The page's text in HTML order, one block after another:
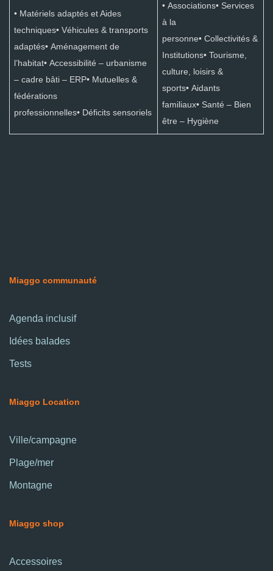
• Matériels adaptés et Aides
techniques• Véhicules & transports
adaptés• Aménagement de
l’habitat• Accessibilité – urbanisme
– cadre bâti – ERP• Mutuelles &
fédérations
professionnelles• Déficits sensoriels
• Associations• Services
à la
personne• Collectivités &
Institutions• Tourisme,
culture, loisirs &
sports• Aidants
familiaux• Santé – Bien
être – Hygiène
Miaggo communauté
Agenda inclusif
Idées balades
Tests
Miaggo Location
Ville/campagne
Plage/mer
Montagne
Miaggo shop
Accessoires